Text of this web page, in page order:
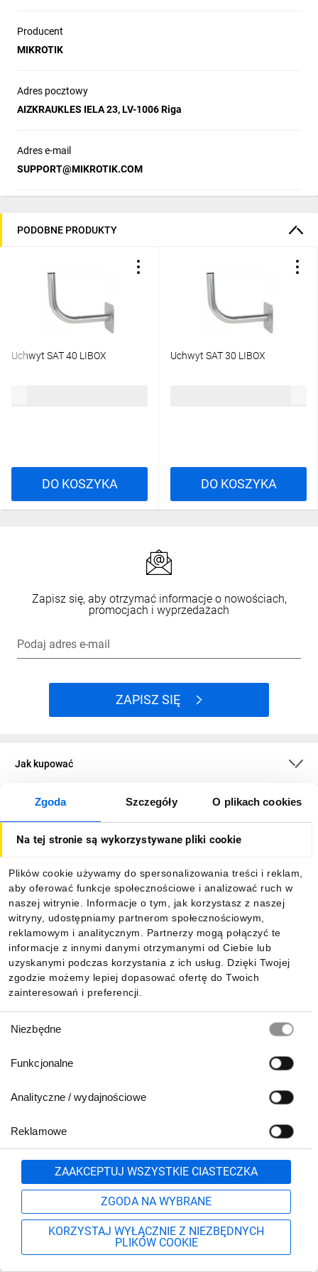
Zgoda Szczegóły O plikach cookies
Na tej stronie są wykorzystywane pliki cookie
Plików cookie używamy do spersonalizowania treści i reklam,
aby oferować funkcje społecznościowe i analizować ruch w
naszej witrynie. Informacje o tym, jak korzystasz z naszej
witryny, udostępniamy partnerom społecznościowym,
reklamowym i analitycznym. Partnerzy mogą połączyć te
informacje z innymi danymi otrzymanymi od Ciebie lub
uzyskanymi podczas korzystania z ich usług. Dzięki Twojej
zgodzie możemy lepiej dopasować ofertę do Twoich
zainteresowań i preferencji.
zgody
Niezbędne
Funkcjonalne
Analityczne / wydajnościowe
Reklamowe
ZAAKCEPTUJ WSZYSTKIE CIASTECZKA
ZGODA NA WYBRANE
KORZYSTAJ WYŁĄCZNIE Z NIEZBĘDNYCH
PLIKÓW COOKIE
Producent
MIKROTIK
Adres pocztowy
AIZKRAUKLES IELA 23, LV-1006 Riga
Adres e-mail
SUPPORT@MIKROTIK.COM
PODOBNE PRODUKTY
Uchwyt SAT 40 LIBOX
DO KOSZYKA
Uchwyt SAT 30 LIBOX
DO KOSZYKA
Zapisz się, aby otrzymać informacje o nowościach,
promocjach i wyprzedażach
Podaj adres e-mail
ZAPISZ SIĘ
Jak kupować
O firmie
Informacje
Pobierz naszą aplikację mobilną:
801 500 700 lub
71 37 61 600
Formularz kontaktowy